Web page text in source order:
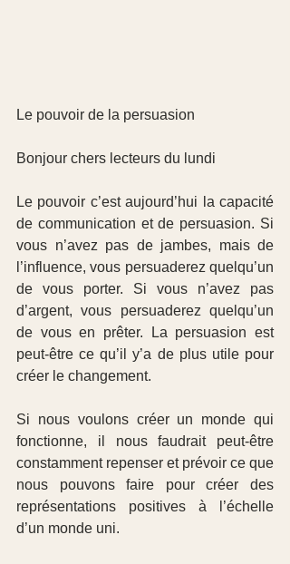
Le pouvoir de la persuasion
Bonjour chers lecteurs du lundi
Le pouvoir c’est aujourd’hui la capacité
de communication et de persuasion. Si
vous n’avez pas de jambes, mais de
l’influence, vous persuaderez quelqu’un
de vous porter. Si vous n’avez pas
d’argent, vous persuaderez quelqu’un
de vous en prêter. La persuasion est
peut-être ce qu’il y’a de plus utile pour
créer le changement.
Si nous voulons créer un monde qui
fonctionne, il nous faudrait peut-être
constamment repenser et prévoir ce que
nous pouvons faire pour créer des
représentations positives à l’échelle
d’un monde uni.